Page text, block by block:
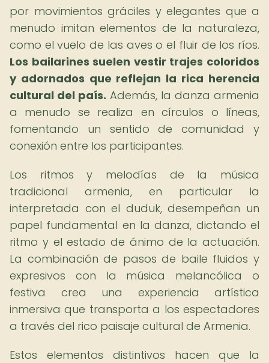
por movimientos gráciles y elegantes que a
menudo imitan elementos de la naturaleza,
como el vuelo de las aves o el fluir de los ríos.
Los bailarines suelen vestir trajes coloridos
y adornados que reflejan la rica herencia
cultural del país. Además, la danza armenia
a menudo se realiza en círculos o líneas,
fomentando un sentido de comunidad y
conexión entre los participantes.
Los ritmos y melodías de la música
tradicional armenia, en particular la
interpretada con el duduk, desempeñan un
papel fundamental en la danza, dictando el
ritmo y el estado de ánimo de la actuación.
La combinación de pasos de baile fluidos y
expresivos con la música melancólica o
festiva crea una experiencia artística
inmersiva que transporta a los espectadores
a través del rico paisaje cultural de Armenia.
Estos elementos distintivos hacen que la